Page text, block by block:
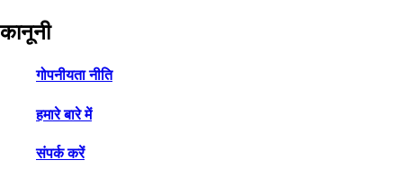
कानूनी
गोपनीयता नीति
हमारे बारे में
संपर्क करें